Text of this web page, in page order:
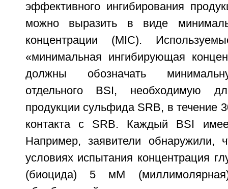
эффективного ингибирования
можно выразить в виде
концентрации (MIC).
«минимальная ингибирующая
должны обозначать
отдельного BSI, необходимую
продукции сульфида SRB, в течение
контакта с SRB. Каждый BSI
Например, заявители обнаружили,
условиях испытания концентрация
(биоцида) 5 мМ